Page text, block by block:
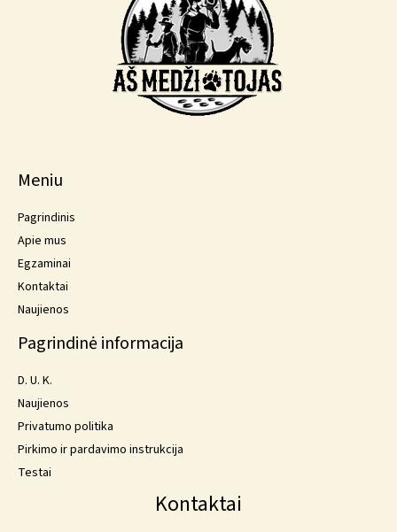
Meniu
Pagrindinis
Apie mus
Egzaminai
Kontaktai
Naujienos
Pagrindinė informacija
D. U. K.
Naujienos
Privatumo politika
Pirkimo ir pardavimo instrukcija
Testai
Kontaktai